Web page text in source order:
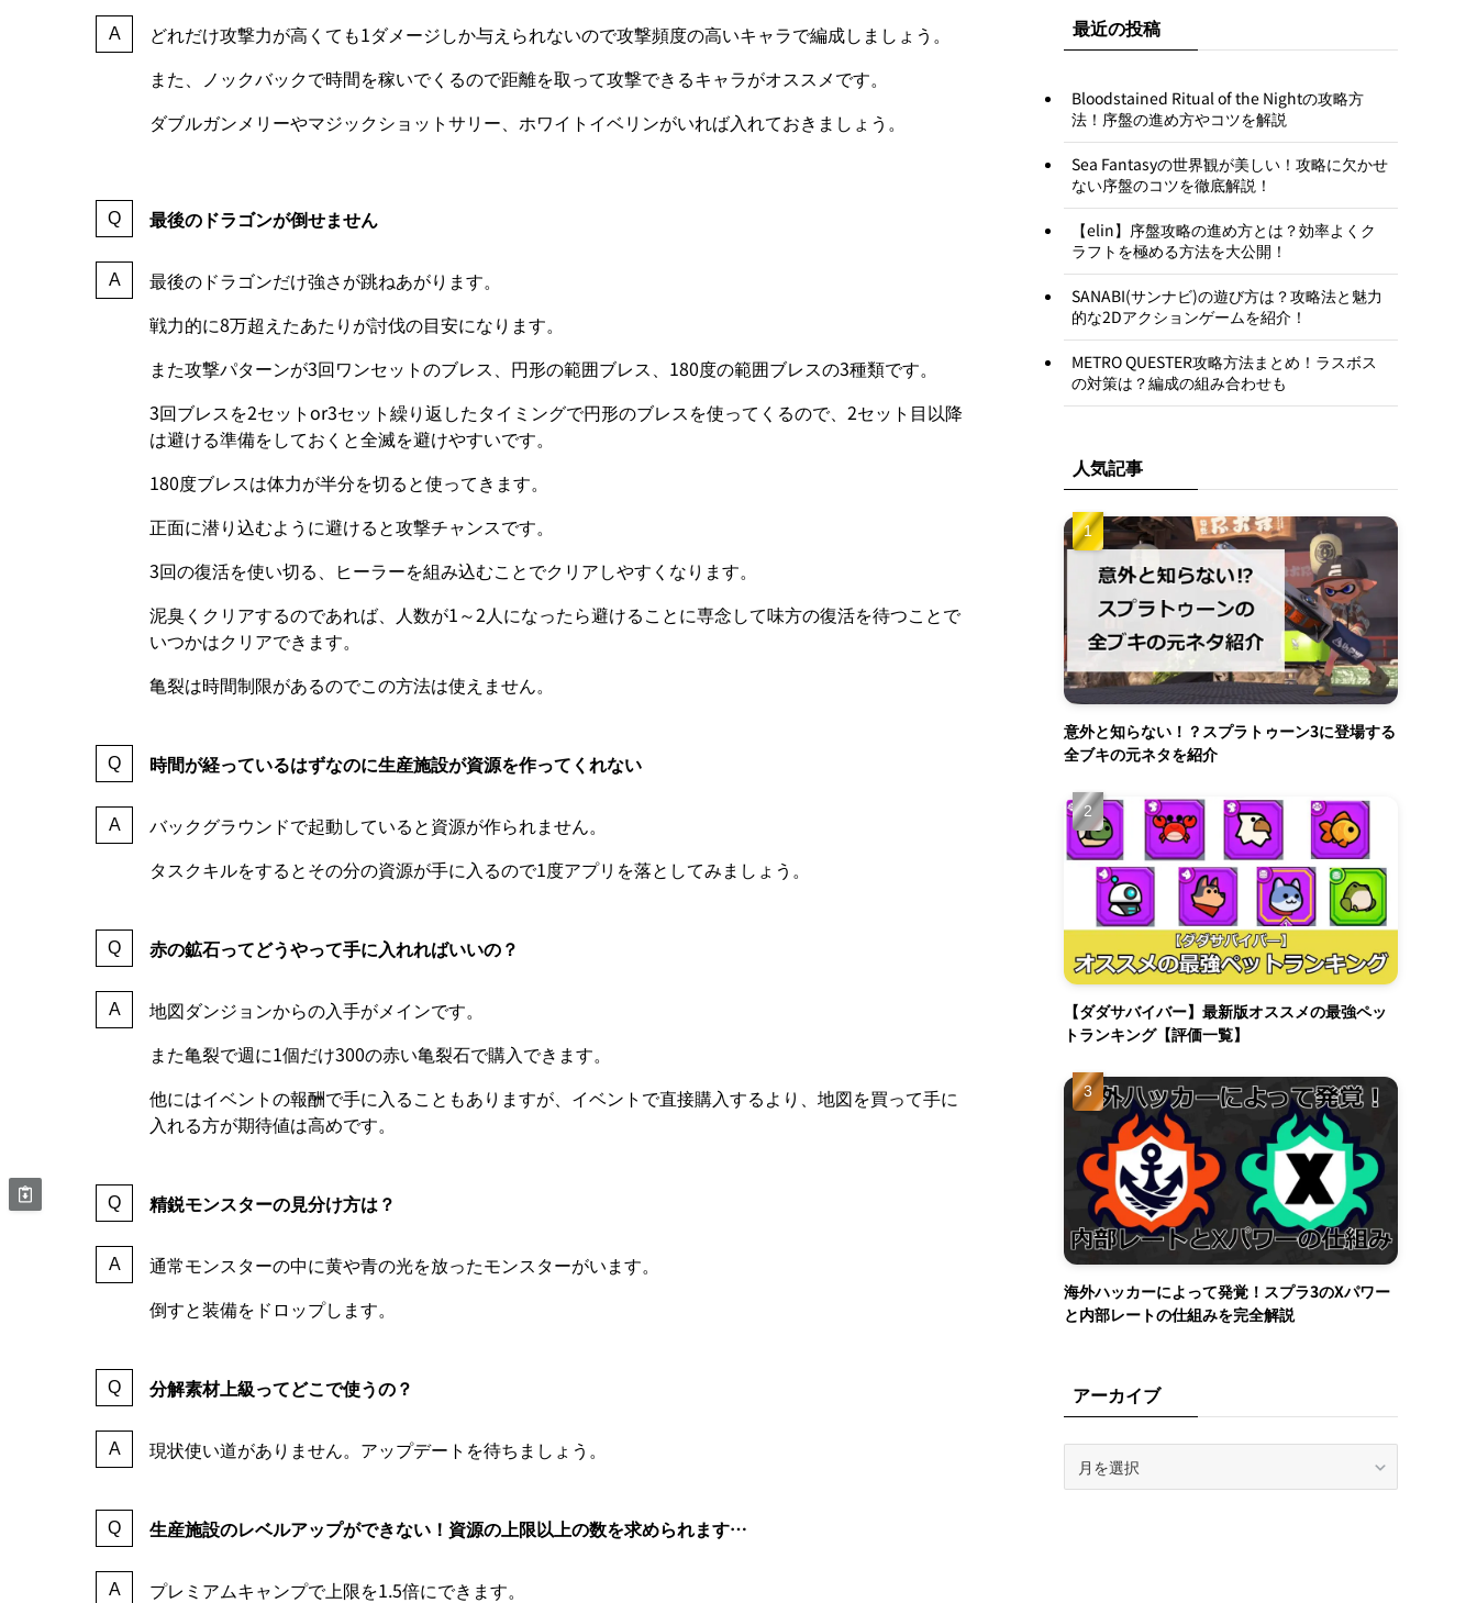
どれだけ攻撃力が高くても1ダメージしか与えられないので攻撃頻度の高いキャラで編成しましょう。
また、ノックバックで時間を稼いでくるので距離を取って攻撃できるキャラがオススメです。
ダブルガンメリーやマジックショットサリー、ホワイトイベリンがいれば入れておきましょう。
最後のドラゴンが倒せません
最後のドラゴンだけ強さが跳ねあがります。
戦力的に8万超えたあたりが討伐の目安になります。
また攻撃パターンが3回ワンセットのブレス、円形の範囲ブレス、180度の範囲ブレスの3種類です。
3回ブレスを2セットor3セット繰り返したタイミングで円形のブレスを使ってくるので、2セット目以降
は避ける準備をしておくと全滅を避けやすいです。
180度ブレスは体力が半分を切ると使ってきます。
正面に潜り込むように避けると攻撃チャンスです。
3回の復活を使い切る、ヒーラーを組み込むことでクリアしやすくなります。
泥臭くクリアするのであれば、人数が1～2人になったら避けることに専念して味方の復活を待つことで
いつかはクリアできます。
亀裂は時間制限があるのでこの方法は使えません。
時間が経っているはずなのに生産施設が資源を作ってくれない
バックグラウンドで起動していると資源が作られません。
タスクキルをするとその分の資源が手に入るので1度アプリを落としてみましょう。
赤の鉱石ってどうやって手に入れればいいの？
地図ダンジョンからの入手がメインです。
また亀裂で週に1個だけ300の赤い亀裂石で購入できます。
他にはイベントの報酬で手に入ることもありますが、イベントで直接購入するより、地図を買って手に
入れる方が期待値は高めです。
精鋭モンスターの見分け方は？
通常モンスターの中に黄や青の光を放ったモンスターがいます。
倒すと装備をドロップします。
分解素材上級ってどこで使うの？
現状使い道がありません。アップデートを待ちましょう。
生産施設のレベルアップができない！資源の上限以上の数を求められます…
プレミアムキャンプで上限を1.5倍にできます。
最近の投稿
Bloodstained Ritual of the Nightの攻略方
法！序盤の進め方やコツを解説
Sea Fantasyの世界観が美しい！攻略に欠かせ
ない序盤のコツを徹底解説！
【elin】序盤攻略の進め方とは？効率よくク
ラフトを極める方法を大公開！
SANABI(サンナビ)の遊び方は？攻略法と魅力
的な2Dアクションゲームを紹介！
METRO QUESTER攻略方法まとめ！ラスボス
の対策は？編成の組み合わせも
人気記事
意外と知らない！？スプラトゥーン3に登場する
全ブキの元ネタを紹介
【ダダサバイバー】最新版オススメの最強ペッ
トランキング【評価一覧】
海外ハッカーによって発覚！スプラ3のXパワー
と内部レートの仕組みを完全解説
アーカイブ